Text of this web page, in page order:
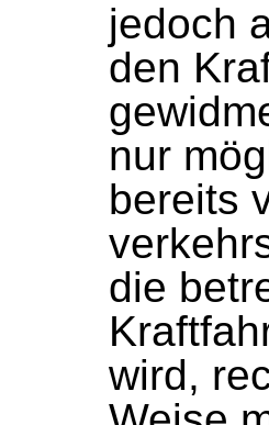
jedoch
den
nur
bereits
die
wird,